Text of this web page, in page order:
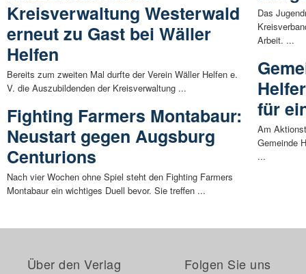
Kreisverwaltung Westerwald
erneut zu Gast bei Wäller
Helfen
Bereits zum zweiten Mal durfte der Verein Wäller Helfen e.
V. die Auszubildenden der Kreisverwaltung ...
Fighting Farmers Montabaur:
Neustart gegen Augsburg
Centurions
Nach vier Wochen ohne Spiel steht den Fighting Farmers
Montabaur ein wichtiges Duell bevor. Sie treffen ...
Das
Arbeit. ...
für
Am
Gemeinde
...
Über den Verlag Folgen Sie uns